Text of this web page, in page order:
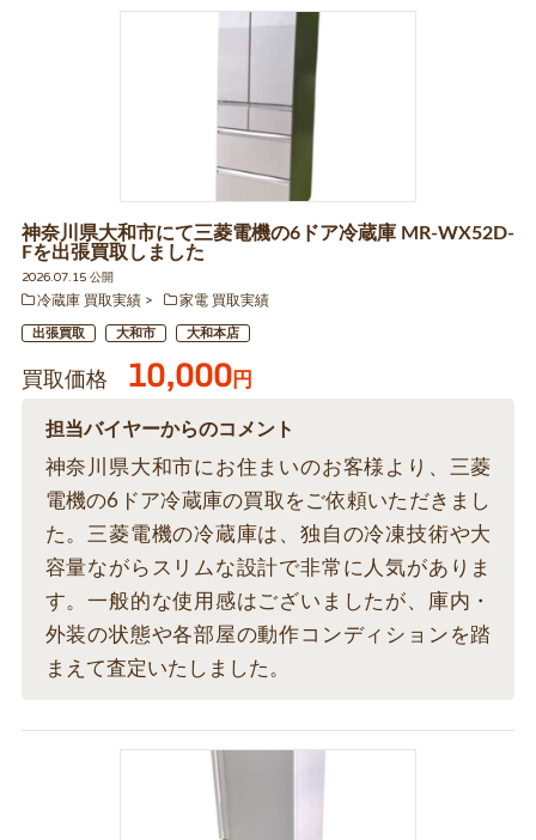
神奈川県大和市にて三菱電機の6ドア冷蔵庫 MR-WX52D-
Fを出張買取しました
2026.07.15 公開
冷蔵庫 買取実績
家電 買取実績
出張買取 大和市 大和本店
買取価格 10,000円
担当バイヤーからのコメント
神奈川県大和市にお住まいのお客様より、三菱
電機の6ドア冷蔵庫の買取をご依頼いただきまし
た。三菱電機の冷蔵庫は、独自の冷凍技術や大
容量ながらスリムな設計で非常に人気がありま
す。一般的な使用感はございましたが、庫内・
外装の状態や各部屋の動作コンディションを踏
まえて査定いたしました。